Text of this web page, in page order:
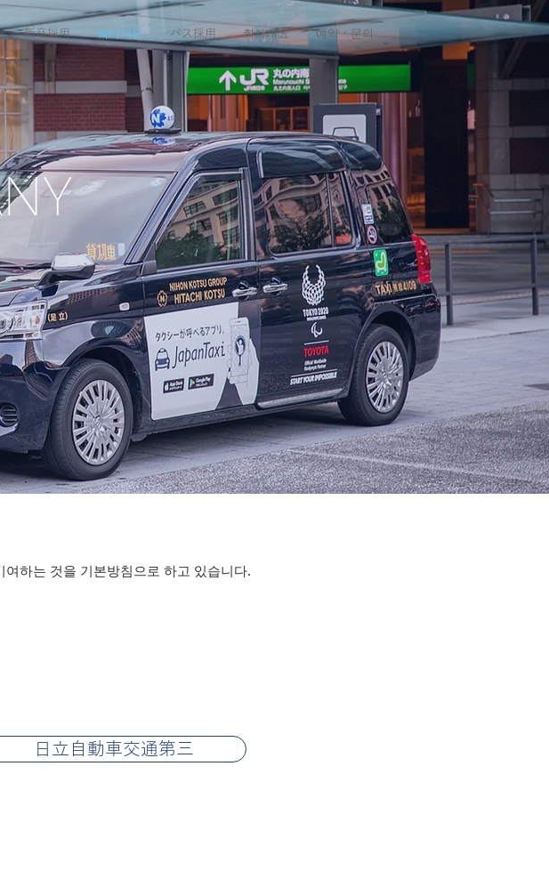
新卒採用 회사개요 バス採用 회사개요 예약・문의
하는 것을 기본방침으로 하고 있습니다.
日立自動車交通第三